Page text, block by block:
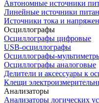
Автономные источники
Линейные источники
Источники тока и
Осциллографы
Осциллографы цифровые
USB-осциллографы
Осциллографы-
Осциллографы аналоговые
Делители и аксессуары к
Клещи
Анализаторы
Анализаторы логических